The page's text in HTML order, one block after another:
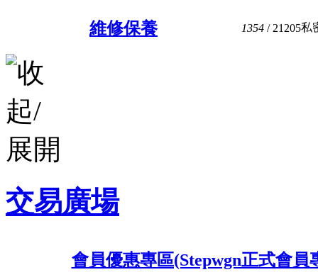
維修保養 1354 / 21205私
交易廣場
會員優惠專區(Stepwgn正式會員